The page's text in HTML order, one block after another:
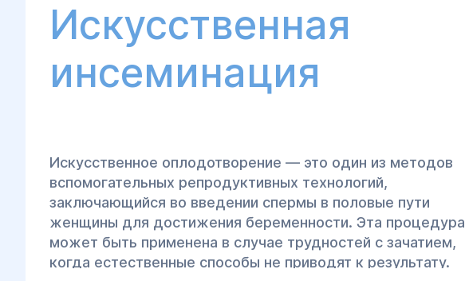
Искусственная
инсеминация
Искусственное оплодотворение — это один из методов
вспомогательных репродуктивных технологий,
заключающийся во введении спермы в половые пути
женщины для достижения беременности. Эта процедура
может быть применена в случае трудностей с зачатием,
когда естественные способы не приводят к результату.